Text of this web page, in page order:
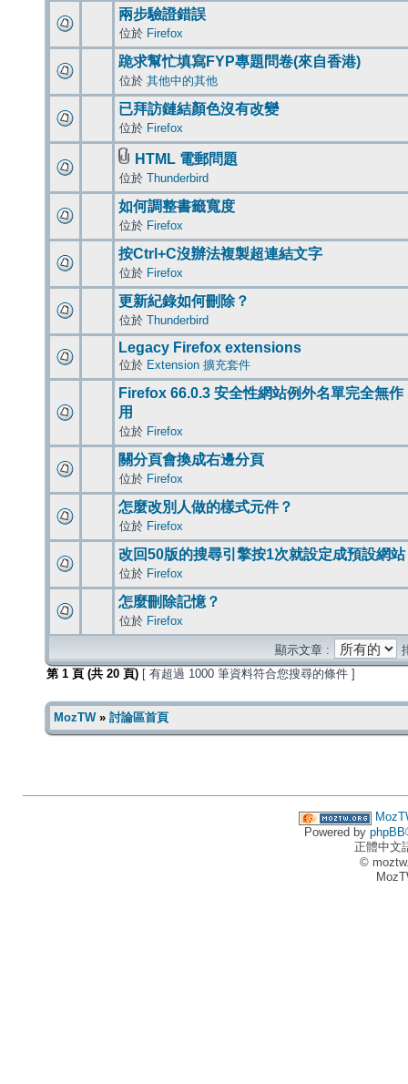
兩步驗證錯誤
位於 Firefox
跪求幫忙填寫FYP專題問卷(來自香港)
位於 其他中的其他
已拜訪鏈結顏色沒有改變
位於 Firefox
HTML 電郵問題
位於 Thunderbird
如何調整書籤寬度
位於 Firefox
按Ctrl+C沒辦法複製超連結文字
位於 Firefox
更新紀錄如何刪除？
位於 Thunderbird
Legacy Firefox extensions
位於 Extension 擴充套件
Firefox 66.0.3 安全性網站例外名單完全無作
用
位於 Firefox
關分頁會換成右邊分頁
位於 Firefox
怎麼改別人做的樣式元件？
位於 Firefox
改回50版的搜尋引擎按1次就設定成預設網站
位於 Firefox
怎麼刪除記憶？
位於 Firefox
顯示文章 :
第 1 頁 (共 20 頁) [ 有超過 1000 筆資料符合您搜尋的條件 ]
MozTW» 討論區首頁
Powered by phpBB
正體中文
©